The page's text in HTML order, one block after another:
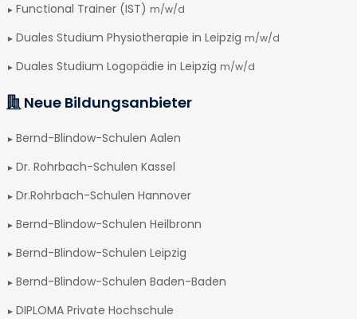
Functional Trainer (IST) m/w/d
Duales Studium Physiotherapie in Leipzig m/w/d
Duales Studium Logopädie in Leipzig m/w/d
Neue Bildungsanbieter
Bernd-Blindow-Schulen Aalen
Dr. Rohrbach-Schulen Kassel
Dr.Rohrbach-Schulen Hannover
Bernd-Blindow-Schulen Heilbronn
Bernd-Blindow-Schulen Leipzig
Bernd-Blindow-Schulen Baden-Baden
DIPLOMA Private Hochschule